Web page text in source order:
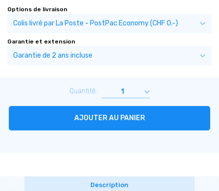
Options de livraison
Garantie et extension
Quantité:
AJOUTER AU PANIER
Description